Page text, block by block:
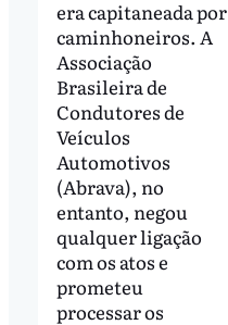
era capitaneada por
caminhoneiros. A
Associação
Brasileira de
Condutores de
Veículos
Automotivos
(Abrava), no
entanto, negou
qualquer ligação
com os atos e
prometeu
processar os